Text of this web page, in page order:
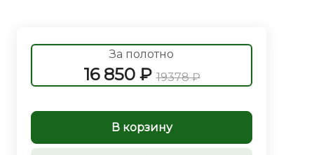
За полотно
16 850 ₽ 19378 ₽
В корзину